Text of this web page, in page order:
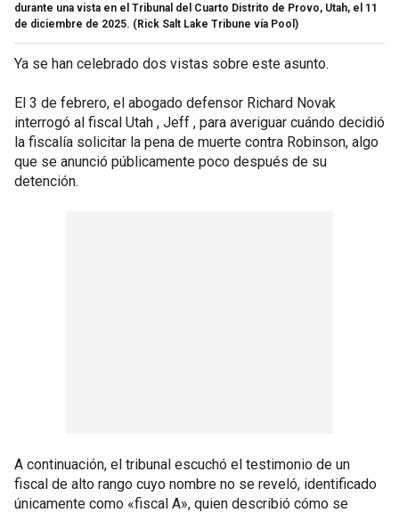
durante una vista en el Tribunal del Cuarto Distrito de Provo, Utah, el 11
de diciembre de 2025. (Rick Salt Lake Tribune vía Pool)
Ya se han celebrado dos vistas sobre este asunto.
El 3 de febrero, el abogado defensor Richard Novak
interrogó al fiscal Utah , Jeff , para averiguar cuándo decidió
la fiscalía solicitar la pena de muerte contra Robinson, algo
que se anunció públicamente poco después de su
detención.
A continuación, el tribunal escuchó el testimonio de un
fiscal de alto rango cuyo nombre no se reveló, identificado
únicamente como «fiscal A», quien describió cómo se